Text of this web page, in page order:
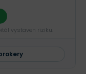
vystaven riziku.